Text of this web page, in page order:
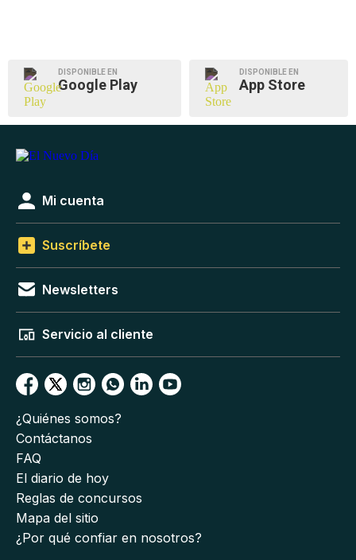
DISPONIBLE EN
Google Play
DISPONIBLE EN
App Store
Mi cuenta
Suscríbete
Newsletters
Servicio al cliente
¿Quiénes somos?
Contáctanos
FAQ
El diario de hoy
Reglas de concursos
Mapa del sitio
¿Por qué confiar en nosotros?